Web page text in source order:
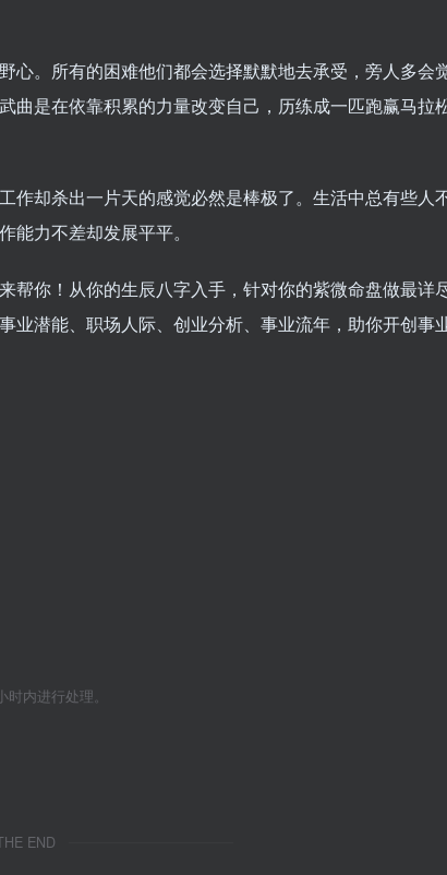
心。所有的困难他们都会选择默默地去承受，旁人多会
曲是在依靠积累的力量改变自己，历练成一匹跑赢马拉
作却杀出一片天的感觉必然是棒极了。生活中总有些人
力不差却发展平平。
帮你！从你的生辰八字入手，针对你的紫微命盘做最详
业潜能、职场人际、创业分析、事业流年，助你开创事
内进行处理。
END